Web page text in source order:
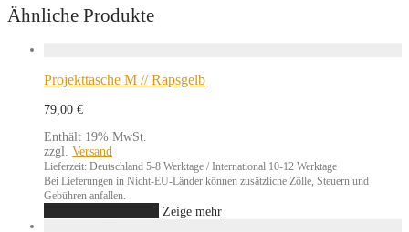
Ähnliche Produkte
Projekttasche M // Rapsgelb
79,00 €
Enthält 19% MwSt.
zzgl. Versand
Lieferzeit: Deutschland 5-8 Werktage / International 10-12 Werktage
Bei Lieferungen in Nicht-EU-Länder können zusätzliche Zölle, Steuern und
Gebühren anfallen.
Dieses
Zeige mehr